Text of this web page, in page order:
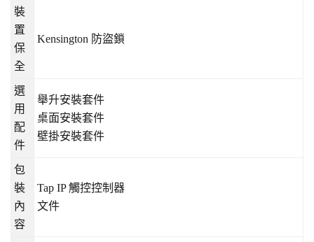
裝
置
保
全
Kensington 防盜鎖
選
用
配
件
舉升安裝套件
桌面安裝套件
壁掛安裝套件
包
裝
內
容
Tap IP觸控控制器
文件